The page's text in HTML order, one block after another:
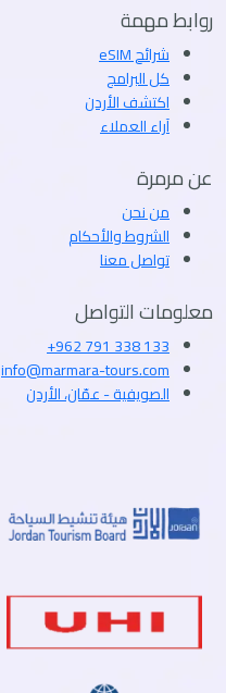
روابط مهمة
شرائح eSIM
كل البرامج
اكتشف الأردن
آراء العملاء
عن مرمرة
من نحن
الشروط والأحكام
تواصل معنا
معلومات التواصل
+962 791 338 133
info@marmara-tours.com
الصويفية - عمّان، الأردن